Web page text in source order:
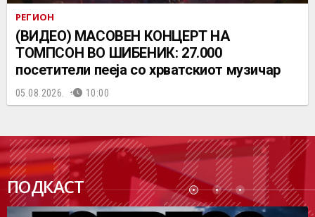
РЕГИОН
(ВИДЕО) МАСОВЕН КОНЦЕРТ НА
ТОМПСОН ВО ШИБЕНИК: 27.000
посетители пееја со хрватскиот музичар
05.08.2026. 10:00
ПОДКАСТ
ПОДК